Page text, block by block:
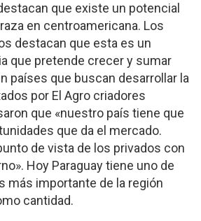
que existe un potencial
en centroamericana. Los
destacan que esta es un
que pretende crecer y sumar
países que buscan desarrollar la
por El Agro criadores
que «nuestro país tiene que
que da el mercado.
de vista de los privados con
Hoy Paraguay tiene uno de
más importante de la región
cantidad.